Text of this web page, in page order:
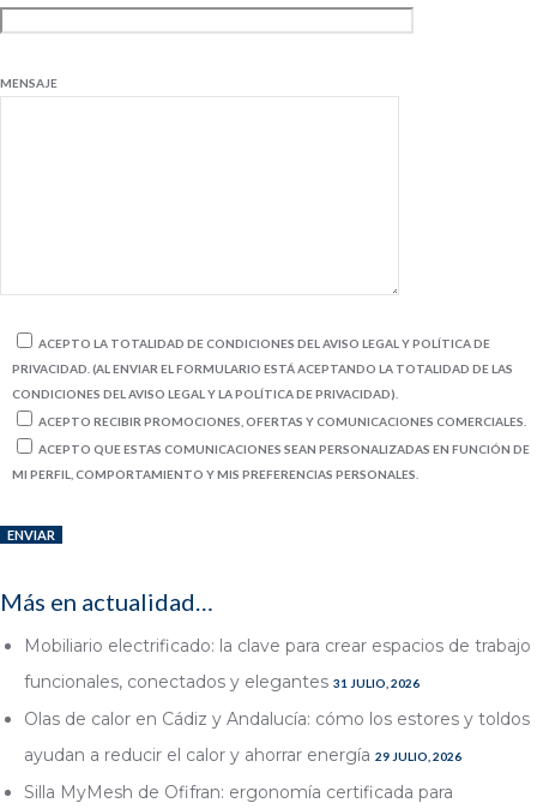
MENSAJE
ACEPTO LA TOTALIDAD DE CONDICIONES DEL AVISO LEGAL Y POLÍTICA DE
PRIVACIDAD. (AL ENVIAR EL FORMULARIO ESTÁ ACEPTANDO LA TOTALIDAD DE LAS
CONDICIONES DEL AVISO LEGAL Y LA POLÍTICA DE PRIVACIDAD).
ACEPTO RECIBIR PROMOCIONES, OFERTAS Y COMUNICACIONES COMERCIALES.
ACEPTO QUE ESTAS COMUNICACIONES SEAN PERSONALIZADAS EN FUNCIÓN DE
MI PERFIL, COMPORTAMIENTO Y MIS PREFERENCIAS PERSONALES.
Más en actualidad…
Mobiliario electrificado: la clave para crear espacios de trabajo
funcionales, conectados y elegantes 31 JULIO, 2026
Olas de calor en Cádiz y Andalucía: cómo los estores y toldos
ayudan a reducir el calor y ahorrar energía 29 JULIO, 2026
Silla MyMesh de Ofifran: ergonomía certificada para